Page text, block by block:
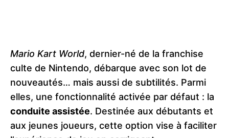
Mario Kart World, dernier-né de la franchise
culte de Nintendo, débarque avec son lot de
nouveautés… mais aussi de subtilités. Parmi
elles, une fonctionnalité activée par défaut : la
conduite assistée. Destinée aux débutants et
aux jeunes joueurs, cette option vise à faciliter